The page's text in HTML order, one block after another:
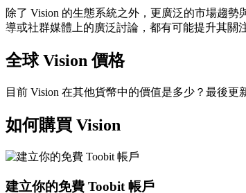
除了 Vision 的生態系統之外，更廣泛的市場趨
導或社群媒體上的廣泛討論，都有可能提升其關
全球 Vision 價格
目前 Vision 在其他貨幣中的價值是多少？最後更
如何購買 Vision
建立你的免費 Toobit 帳戶